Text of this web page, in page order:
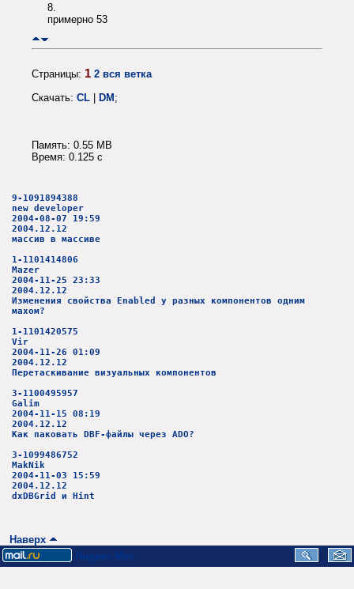
8.
примерно 53
Страницы: 1 2 вся ветка
Скачать: CL | DM;
Память: 0.55 MB
Время: 0.125 c
9-1091894388
new developer
2004-08-07 19:59
2004.12.12
массив в массиве
1-1101414806
Mazer
2004-11-25 23:33
2004.12.12
Изменения свойства Enabled у разных компонентов одним
махом?
1-1101420575
Vir
2004-11-26 01:09
2004.12.12
Перетаскивание визуальных компонентов
3-1100495957
Galim
2004-11-15 08:19
2004.12.12
Как паковать DBF-файлы через ADO?
3-1099486752
MakNik
2004-11-03 15:59
2004.12.12
dxDBGrid и Hint
Наверх